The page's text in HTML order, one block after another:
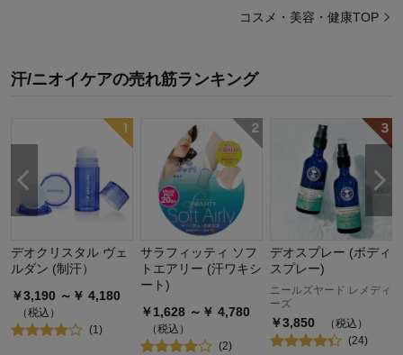
コスメ・美容・健康TOP
汗/ニオイケアの売れ筋ランキング
デオクリスタル ヴェ
ルダン (制汗）
￥3,190 ～￥ 4,180
（税込）
(1)
サラフィッティ ソフ
トエアリー (汗ワキシ
ート)
￥1,628 ～￥ 4,780
（税込）
(2)
デオスプレー (ボディ
スプレー)
ニールズヤード レメディ
ーズ
￥3,850
（税込）
(24)